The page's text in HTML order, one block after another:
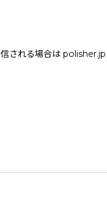
される場合は